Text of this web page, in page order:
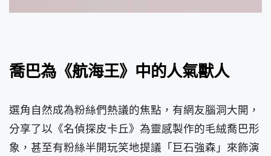
喬巴為《航海王》中的人氣獸人
選角自然成為粉絲們熱議的焦點，有網友腦洞大開，
分享了以《名偵探皮卡丘》為靈感製作的毛絨喬巴形
象，甚至有粉絲半開玩笑地提議「巨石強森」來飾演